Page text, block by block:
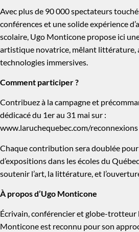
Avec plus de 90 000 spectateurs
conférences et une solide expérience
scolaire, Ugo Monticone propose ici
artistique novatrice, mêlant littérature,
technologies immersives.
Comment participer ?
Contribuez à la campagne et
dédicacé du 1er au 31 mai sur :
www.laruchequebec.com/reconnexions
Chaque contribution sera doublée
d’expositions dans les écoles du
soutenir l’art, la littérature, et
À propos d’Ugo Monticone
Écrivain, conférencier et globe-trotteur
Monticone est reconnu pour son